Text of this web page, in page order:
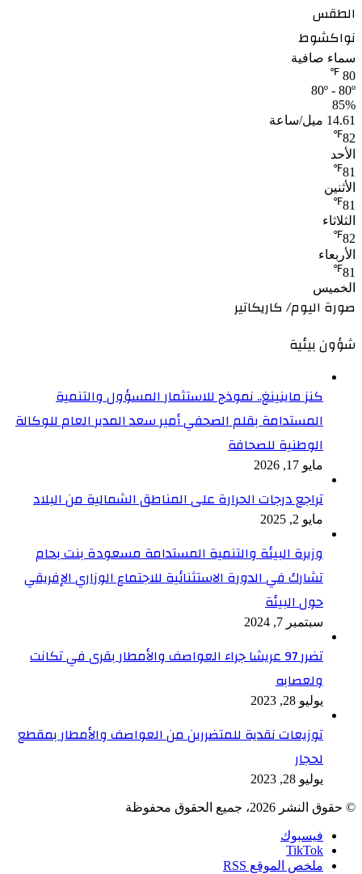
الطقس
نواكشوط
سماء صافية
80
℉
80º - 80º
85%
14.61 ميل/ساعة
82
℉
الأحد
81
℉
الأثنين
81
℉
الثلاثاء
82
℉
الأربعاء
81
℉
الخميس
صورة اليوم/ كاريكاتير
شؤون بيئية
كنز ماينينغ.. نموذج للاستثمار المسؤول والتنمية
المستدامة بقلم الصحفي أمير سعد المدير العام للوكالة
الوطنية للصحافة
مايو 17, 2026
تراجع درجات الحرارة على المناطق الشمالية من البلاد
مايو 2, 2025
وزيرة البيئة والتنمية المستدامة مسعودة بنت بحام
تشارك في الدورة الاستثنائية للاجتماع الوزاري الإفريقي
حول البيئة
سبتمبر 7, 2024
تضرر 97 عريشا جراء العواصف والأمطار بقرى في تكانت
ولعصابه
يوليو 28, 2023
توزيعات نقدية للمتضررين من العواصف والأمطار بمقطع
لحجار
يوليو 28, 2023
© حقوق النشر 2026، جميع الحقوق محفوظة
فيسبوك
TikTok
ملخص الموقع RSS